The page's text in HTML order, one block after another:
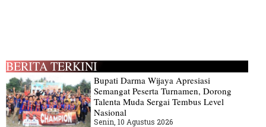
BERITA TERKINI
Bupati Darma Wijaya Apresiasi
Semangat Peserta Turnamen, Dorong
Talenta Muda Sergai Tembus Level
Nasional
Senin, 10 Agustus 2026